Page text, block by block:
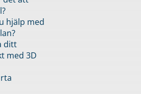
hjälp med
ditt
med 3D